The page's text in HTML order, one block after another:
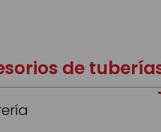
de